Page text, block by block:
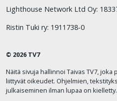
Lighthouse Network Ltd Oy:
Ristin Tuki ry: 1911738-0
© 2026 TV7
Näitä sivuja hallinnoi Taivas TV7,
liittyvät oikeudet. Ohjelmien,
julkaiseminen ilman lupaa on kielletty.